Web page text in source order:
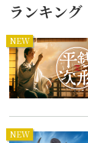
ランキング
NEW
NEW